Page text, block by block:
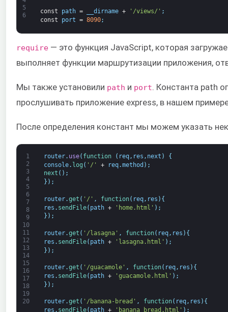
5
6
const path = __dirname + '/views/' ;
const
port = 8090;
require — это функция JavaScript, которая
выполняет функции маршрутизации приложения,
Мы также установили path и port. Константа path
прослушивать приложение express, в нашем
После определения констант мы можем указать
1
2
3
4
5
6
7
8
9
10
11
12
13
14
15
16
17
18
19
20
router. use( function ( req, res , next )
{
console. log ( '/' + req.method ) ;
next ( ) ;
} ) ;
router.get ( '/' , function( req, res ) {
res . sendFile( path + 'home.html' ) ;
} ) ;
router.get ( '/lasagna' , function( req, res ) {
res . sendFile( path + 'lasagna.html' ) ;
} ) ;
router.get ( '/guacamole' , function( req, res ) {
res . sendFile( path + 'guacamole.html' ) ;
} ) ;
router.get ( '/banana-bread' , function( req, res ) {
res . sendFile( path + 'banana_bread.html' ) ;